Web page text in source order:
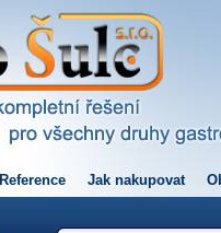
Reference Jak nakupovat